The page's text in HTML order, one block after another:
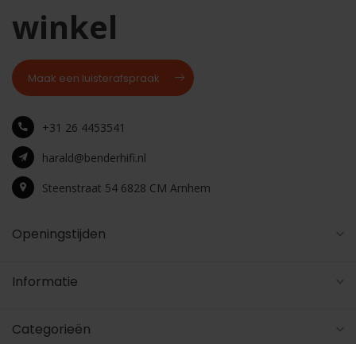
winkel
Maak een luisterafspraak
+31 26 4453541
harald@benderhifi.nl
Steenstraat 54 6828 CM Arnhem
Openingstijden
Informatie
Categorieën